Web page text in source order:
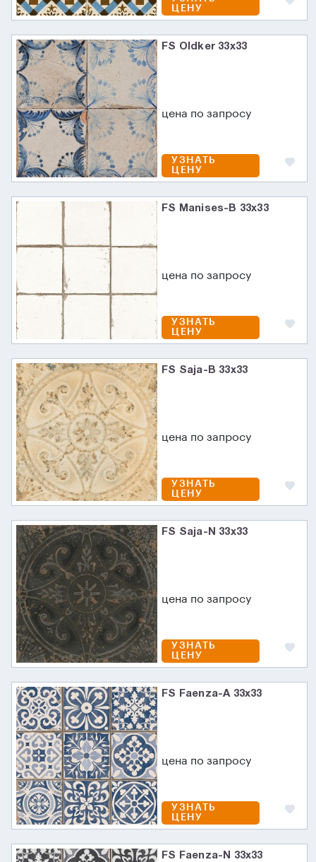
ЦЕНУ
FS Oldker 33x33
цена по запросу
УЗНАТЬ
ЦЕНУ
FS Manises-B 33x33
цена по запросу
УЗНАТЬ
ЦЕНУ
FS Saja-B 33x33
цена по запросу
УЗНАТЬ
ЦЕНУ
FS Saja-N 33x33
цена по запросу
УЗНАТЬ
ЦЕНУ
FS Faenza-A 33x33
цена по запросу
УЗНАТЬ
ЦЕНУ
FS Faenza-N 33x33